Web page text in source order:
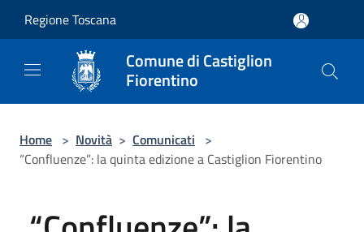
Regione Toscana
Comune di Castiglion
Fiorentino
Home > Novità > Comunicati >
“Confluenze”: la quinta edizione a Castiglion Fiorentino